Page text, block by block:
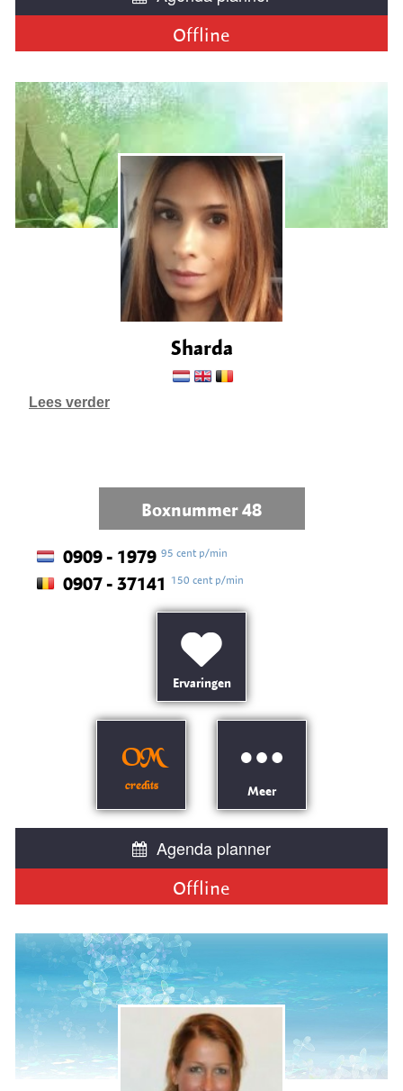
Offline
Sharda
Lees verder
Boxnummer 48
0909 - 1979 95 cent p/min
0907 - 37141 150 cent p/min
Ervaringen
OM
credits Meer
Agenda planner
Offline